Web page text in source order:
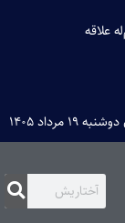
علاقه
۱۹ مرداد ۱۴۰۵